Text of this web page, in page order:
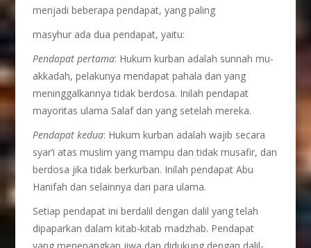
menjadi beberapa pendapat, yang paling
masyhur ada dua pendapat, yaitu:
Pendapat pertama: Hukum kurban adalah sunnah mu-
akkadah, pelakunya mendapat pahala dan yang
meninggalkannya tidak berdosa. Inilah pendapat
mayoritas ulama Salaf dan yang setelah mereka.
Pendapat kedua: Hukum kurban adalah wajib secara
syar’i atas muslim yang mampu dan tidak musafir, dan
berdosa jika tidak berkurban. Inilah pendapat Abu
Hanifah dan selainnya dari para ulama.
Setiap pendapat ini berdalil dengan dalil yang telah
dipaparkan dalam kitab-kitab madzhab. Pendapat